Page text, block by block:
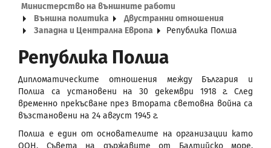
Министерство на външните работи
Външна политика
Двустранни отношения
Западна и Централна Европа
Република Полша
Република Полша
Дипломатическите отношения между България и
Полша са установени на 30 декември 1918 г. След
временно прекъсване през Втората световна война са
възстановени на 24 август 1945 г.
Полша е един от основателите на организации като
ООН, Съвета на държавите от Балтийско море,